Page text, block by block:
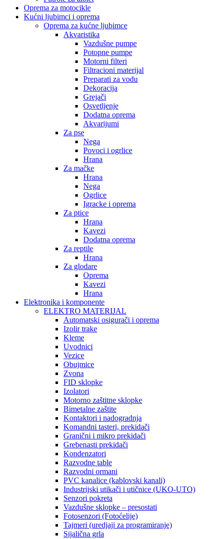
Oprema za motocikle
Kućni ljubimci i oprema
Oprema za kućne ljubimce
Akvaristika
Vazdušne pumpe
Potopne pumpe
Motorni filteri
Filtracioni materijal
Preparati za vodu
Dekoracija
Grejači
Osvetljenje
Dodatna oprema
Akvarijumi
Za pse
Nega
Povoci i ogrlice
Hrana
Za mačke
Hrana
Nega
Ogrlice
Igracke i oprema
Za ptice
Hrana
Kavezi
Dodatna oprema
Za reptile
Hrana
Za glodare
Oprema
Kavezi
Hrana
Elektronika i komponente
ELEKTRO MATERIJAL
Automatski osigurači i oprema
Izolir trake
Kleme
Uvodnici
Vezice
Obujmice
Zvona
FID sklopke
Izolatori
Motorno zaštitne sklopke
Bimetalne zaštite
Kontaktori i nadogradnja
Komandni tasteri, prekidači
Granični i mikro prekidači
Grebenasti prekidači
Kondenzatori
Razvodne table
Razvodni ormani
PVC kanalice (kablovski kanali)
Industrijski utikači i utičnice (UKO-UTO)
Senzori pokreta
Vazdušne sklopke – presostati
Fotosenzori (Fotoćelije)
Tajmeri (uredjaji za programiranje)
Sijalična grla